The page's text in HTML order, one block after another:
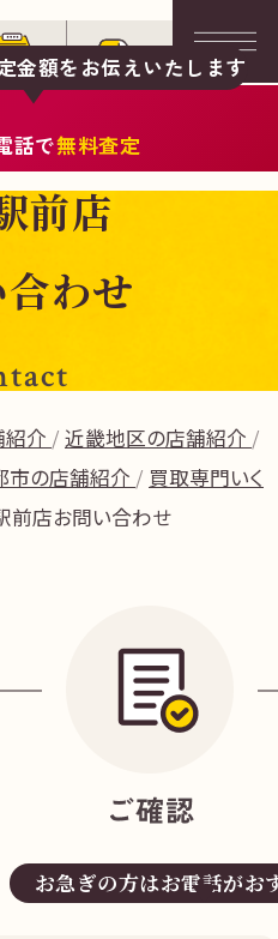
金額をお伝えいたします
話で無料査定
前店
わせ
紹介
近畿地区の店舗紹介
市の店舗紹介
買取専門いく
前店お問い合わせ
お急ぎの方はお電話がお